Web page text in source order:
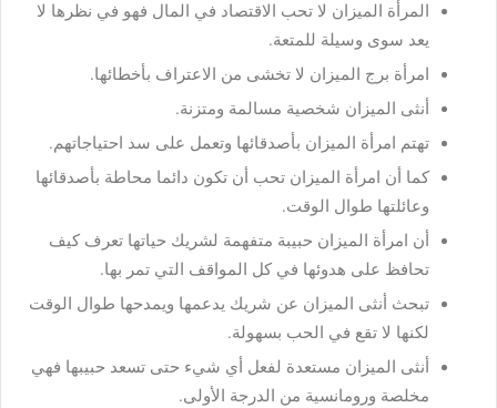
المرأة الميزان لا تحب الاقتصاد في المال فهو في نظرها لا
يعد سوى وسيلة للمتعة.
امرأة برج الميزان لا تخشى من الاعتراف بأخطائها.
أنثى الميزان شخصية مسالمة ومتزنة.
تهتم امرأة الميزان بأصدقائها وتعمل على سد احتياجاتهم.
كما أن امرأة الميزان تحب أن تكون دائما محاطة بأصدقائها
وعائلتها طوال الوقت.
أن امرأة الميزان حبيبة متفهمة لشريك حياتها تعرف كيف
تحافظ على هدوئها في كل المواقف التي تمر بها.
تبحث أنثى الميزان عن شريك يدعمها ويمدحها طوال الوقت
لكنها لا تقع في الحب بسهولة.
أنثى الميزان مستعدة لفعل أي شيء حتى تسعد حبيبها فهي
مخلصة ورومانسية من الدرجة الأولى.